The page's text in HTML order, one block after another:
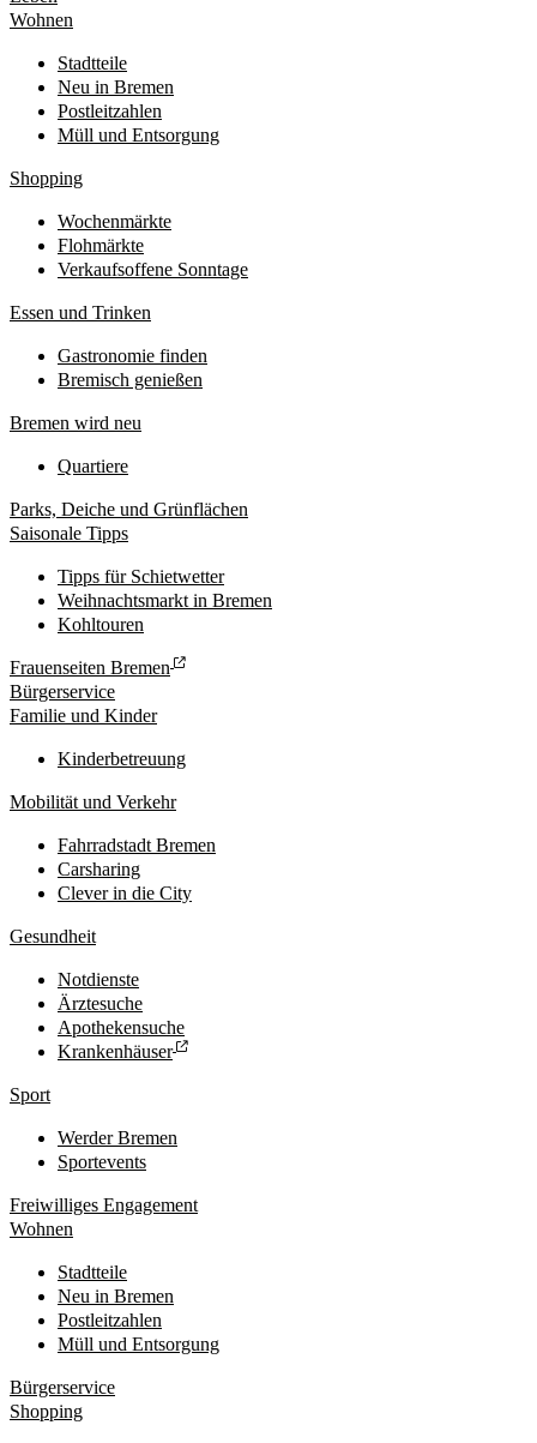
Wohnen
Stadtteile
Neu in Bremen
Postleitzahlen
Müll und Entsorgung
Shopping
Wochenmärkte
Flohmärkte
Verkaufsoffene Sonntage
Essen und Trinken
Gastronomie finden
Bremisch genießen
Bremen wird neu
Quartiere
Parks, Deiche und Grünflächen
Saisonale Tipps
Tipps für Schietwetter
Weihnachtsmarkt in Bremen
Kohltouren
Frauenseiten Bremen
Bürgerservice
Familie und Kinder
Kinderbetreuung
Mobilität und Verkehr
Fahrradstadt Bremen
Carsharing
Clever in die City
Gesundheit
Notdienste
Ärztesuche
Apothekensuche
Krankenhäuser
Sport
Werder Bremen
Sportevents
Freiwilliges Engagement
Wohnen
Stadtteile
Neu in Bremen
Postleitzahlen
Müll und Entsorgung
Bürgerservice
Shopping